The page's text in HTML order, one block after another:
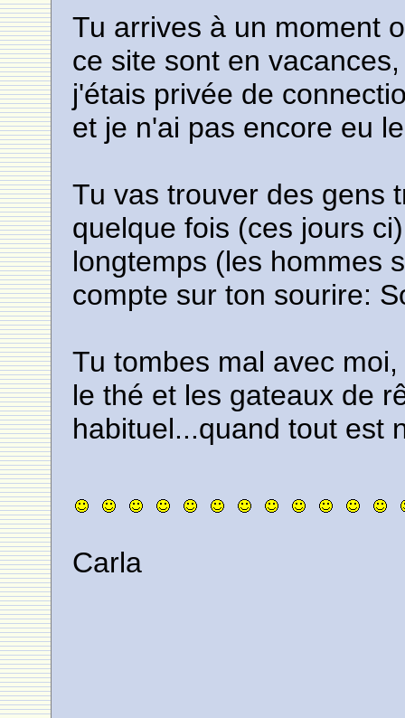
Tu arrives à un moment
ce site sont en
j'étais privée de
et je n'ai pas encore eu
Tu vas trouver des gens
quelque fois (ces jours
longtemps (les hommes
compte sur ton sourire:
Tu tombes mal avec
le thé et les gateaux de
habituel...quand tout est
Carla